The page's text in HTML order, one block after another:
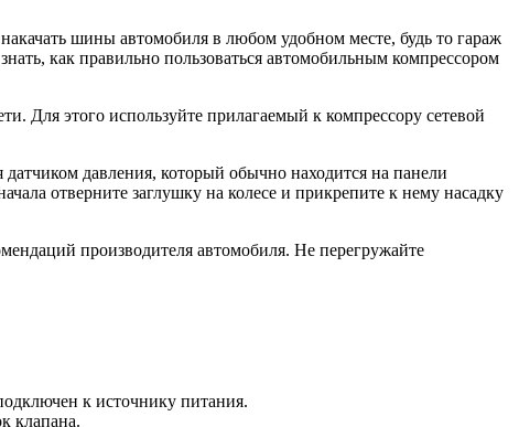
шины автомобиля в любом удобном месте, будь то гараж
как правильно пользоваться автомобильным компрессором
Для этого используйте прилагаемый к компрессору сетевой
давления, который обычно находится на панели
отверните заглушку на колесе и прикрепите к нему насадку
производителя автомобиля. Не перегружайте
к источнику питания.
клапана.